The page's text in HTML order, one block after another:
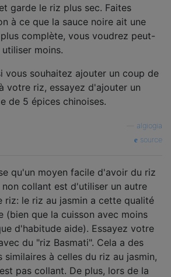
garde le riz plus sec. Faites
à ce que la sauce noire ait une
complète, vous voudrez peut-
moins.
vous souhaitez ajouter un coup de
votre riz, essayez d'ajouter un
de 5 épices chinoises.
algiogia
source
qu'un moyen facile d'avoir du riz
collant est d'utiliser un autre
riz: le riz au jasmin a cette qualité
(bien que la cuisson avec moins
d'habitude aide). Essayez votre
du "riz Basmati". Cela a des
similaires à celles du riz au jasmin,
pas collant. De plus, lors de la